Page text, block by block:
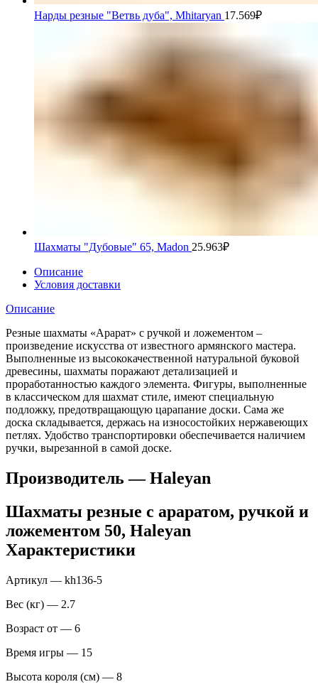
Нарды резные "Ветвь дуба", Mhitaryan 17.569₽
Шахматы "Дубовые" 65, Madon 25.963₽
Описание
Условия доставки
Описание
Резные шахматы «Арарат» с ручкой и ложементом –
произведение искусства от известного армянского мастера.
Выполненные из высококачественной натуральной буковой
древесины, шахматы поражают детализацией и
проработанностью каждого элемента. Фигуры, выполненные
в классическом для шахмат стиле, имеют специальную
подложку, предотвращающую царапание доски. Сама же
доска складывается, держась на износостойких нержавеющих
петлях. Удобство транспортировки обеспечивается наличием
ручки, вырезанной в самой доске.
Производитель — Haleyan
Шахматы резные с араратом, ручкой и
ложементом 50, Haleyan
Характеристики
Артикул — kh136-5
Вес (кг) — 2.7
Возраст от — 6
Время игры — 15
Высота короля (см) — 8